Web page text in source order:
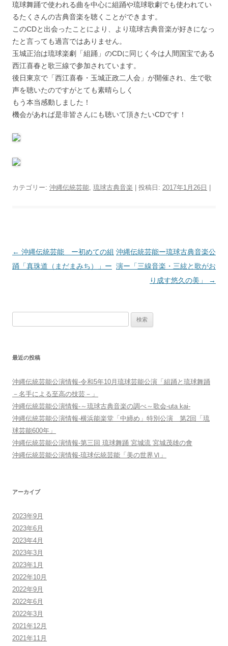
琉球舞踊で使われる曲を中心に組踊や琉球歌劇でも使われてい
るたくさんの古典音楽を聴くことができます。
このCDと出会ったことにより、より琉球古典音楽が好きになっ
たと言っても過言ではありません。
玉城正治は琉球楽劇「組踊」のCDに同じく今は人間国宝である
西江喜春と歌三線で参加されています。
後日東京で「西江喜春・玉城正政二人会」が開催され、生で歌
声を聴いたのですがとても素晴らしく
もう本当感動しました！
機会があれば是非皆さんにも聴いて頂きたいCDです！
カテゴリー: 沖縄伝統芸能, 琉球古典音楽 | 投稿日: 2017年1月26日
投
稿
← 沖縄伝統芸能 ー初めての組
踊「真珠道（まだまみち）」ー
沖縄伝統芸能ー琉球古典音楽公
演ー「三線音楽・三絃と歌がお
り成す悠久の美」
→
最近の投稿
沖縄伝統芸能公演情報-令和5年10月琉球芸能公演「組踊と琉球舞踊
－名手による至高の技芸－」
沖縄伝統芸能公演情報-～琉球古典音楽の調べ～歌会-uta kai-
沖縄伝統芸能公演情報-横浜能楽堂「中締め」特別公演 第2回「琉
球芸能600年」
沖縄伝統芸能公演情報-第三回 琉球舞踊 宮城流 宮城茂雄の會
沖縄伝統芸能公演情報-琉球伝統芸能「美の世界Ⅵ」
アーカイブ
2023年9月
2023年6月
2023年4月
2023年3月
2023年1月
2022年10月
2022年9月
2022年6月
2022年3月
2021年12月
2021年11月